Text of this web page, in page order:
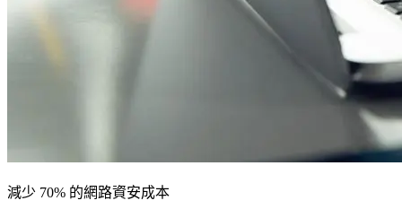
減少 70% 的網路資安成本